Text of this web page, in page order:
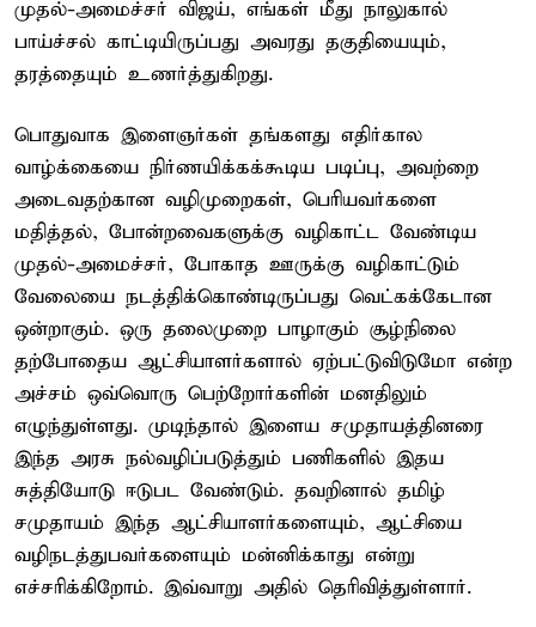
முதல்-அமைச்சர் விஜய், எங்கள் மீது நாலுகால்
பாய்ச்சல் காட்டியிருப்பது அவரது தகுதியையும்,
தரத்தையும் உணர்த்துகிறது.
பொதுவாக இளைஞர்கள் தங்களது எதிர்கால
வாழ்க்கையை நிர்ணயிக்கக்கூடிய படிப்பு, அவற்றை
அடைவதற்கான வழிமுறைகள், பெரியவர்களை
மதித்தல், போன்றவைகளுக்கு வழிகாட்ட வேண்டிய
முதல்-அமைச்சர், போகாத ஊருக்கு வழிகாட்டும்
வேலையை நடத்திக்கொண்டிருப்பது வெட்கக்கேடான
ஒன்றாகும். ஒரு தலைமுறை பாழாகும் சூழ்நிலை
தற்போதைய ஆட்சியாளர்களால் ஏற்பட்டுவிடுமோ என்ற
அச்சம் ஒவ்வொரு பெற்றோர்களின் மனதிலும்
எழுந்துள்ளது. முடிந்தால் இளைய சமுதாயத்தினரை
இந்த அரசு நல்வழிப்படுத்தும் பணிகளில் இதய
சுத்தியோடு ஈடுபட வேண்டும். தவறினால் தமிழ்
சமுதாயம் இந்த ஆட்சியாளர்களையும், ஆட்சியை
வழிநடத்துபவர்களையும் மன்னிக்காது என்று
எச்சரிக்கிறோம். இவ்வாறு அதில் தெரிவித்துள்ளார்.